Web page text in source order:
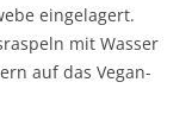
eingelagert.
mit Wasser
auf das Vegan-